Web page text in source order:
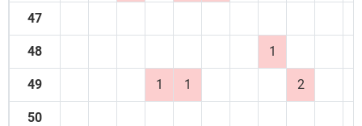
47
48 1
49 1 1 2
50